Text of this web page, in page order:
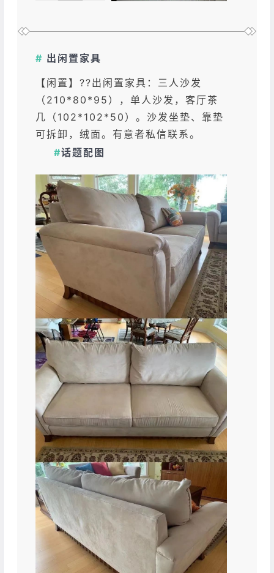
# 出闲置家具
【闲置】??出闲置家具：三人沙发
（210*80*95），单人沙发，客厅茶
几（102*102*50）。沙发坐垫、靠垫
可拆卸，绒面。有意者私信联系。
#话题配图